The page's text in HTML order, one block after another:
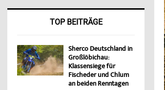
TOP BEITRÄGE
Sherco Deutschland in
Großlöbichau:
Klassensiege für
Fischeder und Chlum
an beiden Renntagen